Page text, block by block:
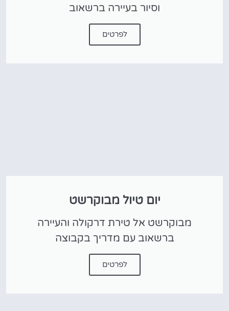
וסיור בעיירה ברשאוב
לפרטים
יום טיול מבוקרשט
מבוקרשט אל טירת דרקולה והעיירה
ברשאוב עם מדריך בקבוצה
לפרטים